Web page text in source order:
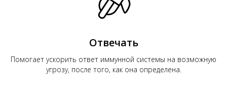
Отвечать
Помогает ускорить ответ иммунной системы на возможную
угрозу, после того, как она определена.